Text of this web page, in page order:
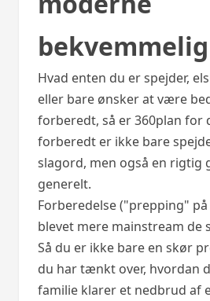
Hvad enten du er spejder,
eller bare ønsker at være
forberedt, så er 360plan for
forberedt er ikke bare
slagord, men også en rigtig
generelt.
Forberedelse ("prepping"
blevet mere mainstream de
Så du er ikke bare en skør
du har tænkt over, hvordan
familie klarer et nedbrud af